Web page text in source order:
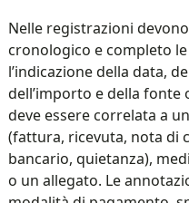
Nelle registrazioni
cronologico e completo
l’indicazione della data,
dell’importo e della fonte
deve essere correlata a
(fattura, ricevuta, nota di
bancario, quietanza),
o un allegato. Le